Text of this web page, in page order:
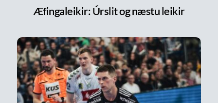
Æfingaleikir: Úrslit og næstu leikir